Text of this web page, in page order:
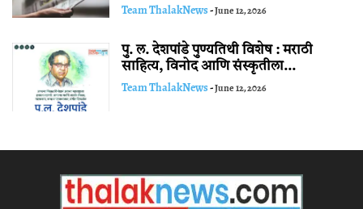
Team ThalakNews-June 12, 2026
पु. ल. देशपांडे पुण्यतिथी विशेष : मराठी
साहित्य, विनोद आणि संस्कृतीला...
Team ThalakNews-June 12, 2026